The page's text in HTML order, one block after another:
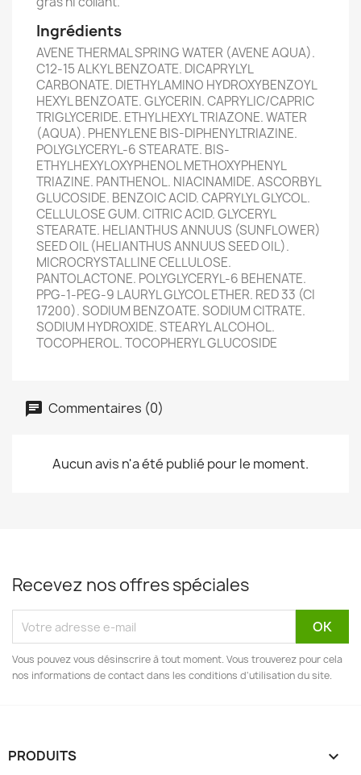
Ingrédients
AVENE THERMAL SPRING WATER (AVENE AQUA).
C12-15 ALKYL BENZOATE. DICAPRYLYL
CARBONATE. DIETHYLAMINO HYDROXYBENZOYL
HEXYL BENZOATE. GLYCERIN. CAPRYLIC/CAPRIC
TRIGLYCERIDE. ETHYLHEXYL TRIAZONE. WATER
(AQUA). PHENYLENE BIS-DIPHENYLTRIAZINE.
POLYGLYCERYL-6 STEARATE. BIS-
ETHYLHEXYLOXYPHENOL METHOXYPHENYL
TRIAZINE. PANTHENOL. NIACINAMIDE. ASCORBYL
GLUCOSIDE. BENZOIC ACID. CAPRYLYL GLYCOL.
CELLULOSE GUM. CITRIC ACID. GLYCERYL
STEARATE. HELIANTHUS ANNUUS (SUNFLOWER)
SEED OIL (HELIANTHUS ANNUUS SEED OIL).
MICROCRYSTALLINE CELLULOSE.
PANTOLACTONE. POLYGLYCERYL-6 BEHENATE.
PPG-1-PEG-9 LAURYL GLYCOL ETHER. RED 33 (CI
17200). SODIUM BENZOATE. SODIUM CITRATE.
SODIUM HYDROXIDE. STEARYL ALCOHOL.
TOCOPHEROL. TOCOPHERYL GLUCOSIDE
Commentaires (0)
Aucun avis n'a été publié pour le moment.
Recevez nos offres spéciales
Vous pouvez vous désinscrire à tout moment. Vous trouverez pour cela
nos informations de contact dans les conditions d'utilisation du site.
PRODUITS 